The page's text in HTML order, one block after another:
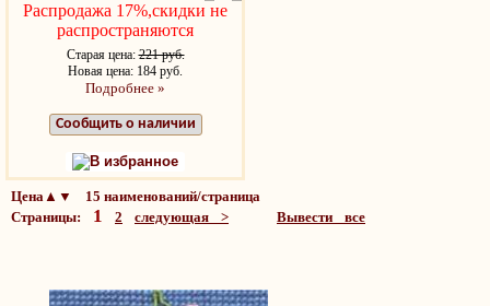
Распродажа 17%,скидки не
распространяются
Старая цена:221 руб.
Новая цена: 184 руб.
Подробнее »
Сообщить о наличии
В избранное
Цена▲▼ 15 наименований/страница
Страницы: 1 2 следующая > Вывести все